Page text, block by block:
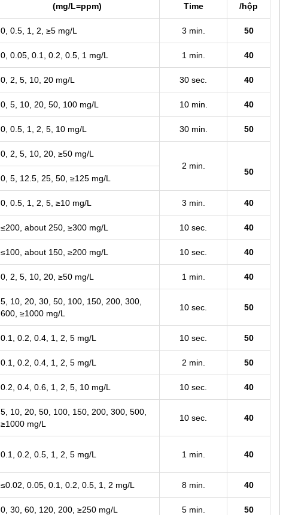
(mg/L=ppm)
Time
/hộp
0, 0.5, 1, 2, ≥5 mg/L 3 min. 50
0, 0.05, 0.1, 0.2, 0.5, 1 mg/L 1 min. 40
0, 2, 5, 10, 20 mg/L 30 sec. 40
0, 5, 10, 20, 50, 100 mg/L 10 min. 40
0, 0.5, 1, 2, 5, 10 mg/L 30 min. 50
0, 2, 5, 10, 20, ≥50 mg/L
2 min.
50
0, 5, 12.5, 25, 50, ≥125 mg/L
0, 0.5, 1, 2, 5, ≥10 mg/L 3 min. 40
≤200, about 250, ≥300 mg/L 10 sec. 40
≤100, about 150, ≥200 mg/L 10 sec. 40
0, 2, 5, 10, 20, ≥50 mg/L 1 min. 40
5, 10, 20, 30, 50, 100, 150, 200, 300,
600, ≥1000 mg/L
10 sec. 50
0.1, 0.2, 0.4, 1, 2, 5 mg/L 10 sec. 50
0.1, 0.2, 0.4, 1, 2, 5 mg/L 2 min. 50
0.2, 0.4, 0.6, 1, 2, 5, 10 mg/L 10 sec. 40
5, 10, 20, 50, 100, 150, 200, 300, 500,
≥1000 mg/L
10 sec. 40
0.1, 0.2, 0.5, 1, 2, 5 mg/L 1 min. 40
≤0.02, 0.05, 0.1, 0.2, 0.5, 1, 2 mg/L 8 min. 40
0, 30, 60, 120, 200, ≥250 mg/L 5 min. 50